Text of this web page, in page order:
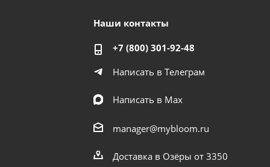
Наши контакты
+7 (800) 301-92-48
Написать в Телеграм
Написать в Мах
manager@mybloom.ru
Доставка в Озёры от 3350